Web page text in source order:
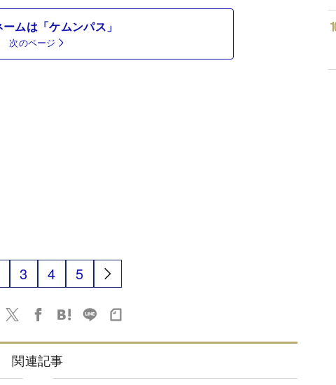
ムは「ケムンパス」
次のページ
3 4 5
関連記事